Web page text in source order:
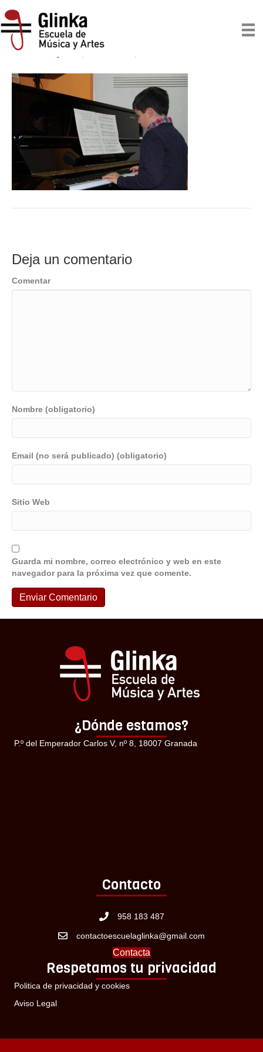
AUDICIÓN ALGIS
Por escuelaglinka
Deja un comentario
Comentar
Nombre (obligatorio)
Email (no será publicado) (obligatorio)
Sitio Web
Guarda mi nombre, correo electrónico y web en este
navegador para la próxima vez que comente.
¿Dónde estamos?
P.º del Emperador Carlos V, nº 8, 18007 Granada
Contacto
958 183 487
contactoescuelaglinka@gmail.com
Contacta
Respetamos tu privacidad
Politica de privacidad y cookies
Aviso Legal